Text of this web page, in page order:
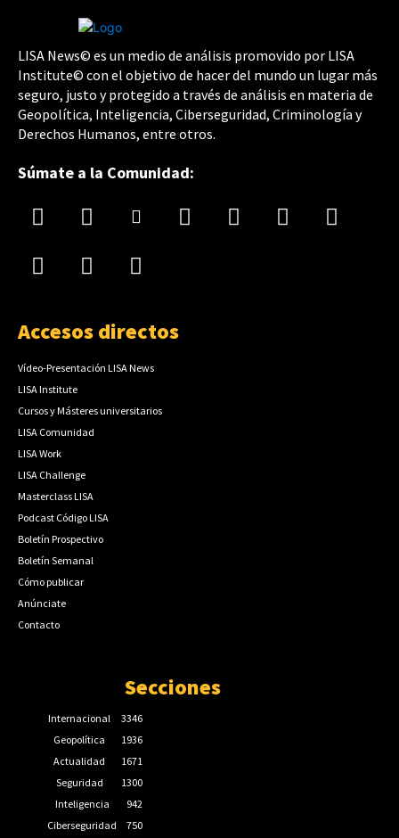
LISA News© es un medio de análisis promovido por LISA
Institute© con el objetivo de hacer del mundo un lugar más
seguro, justo y protegido a través de análisis en materia de
Geopolítica, Inteligencia, Ciberseguridad, Criminología y
Derechos Humanos, entre otros.
Súmate a la Comunidad:
Accesos directos
Vídeo-Presentación LISA News
LISA Institute
Cursos y Másteres universitarios
LISA Comunidad
LISA Work
LISA Challenge
Masterclass LISA
Podcast Código LISA
Boletín Prospectivo
Boletín Semanal
Cómo publicar
Anúnciate
Contacto
Secciones
Internacional
3346
Geopolítica
1936
Actualidad
1671
Seguridad
1300
Inteligencia
942
Ciberseguridad
750